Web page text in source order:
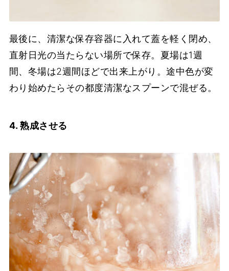
最後に、清潔な保存容器に入れて蓋を軽く閉め、
直射日光の当たらない場所で保存。夏場は1週
間、冬場は2週間ほどで出来上がり。途中色が変
わり始めたらその都度清潔なスプーンで混ぜる。
4. 熟成させる